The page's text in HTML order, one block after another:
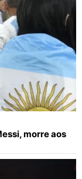
morre aos